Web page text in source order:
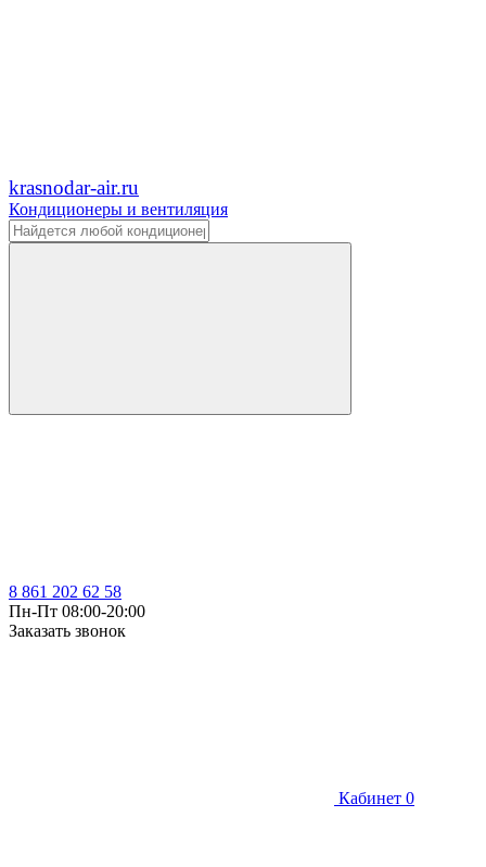
krasnodar-air.ru
Кондиционеры и вентиляция
8 861 202 62 58
Пн-Пт 08:00-20:00
Заказать звонок
Кабинет 0